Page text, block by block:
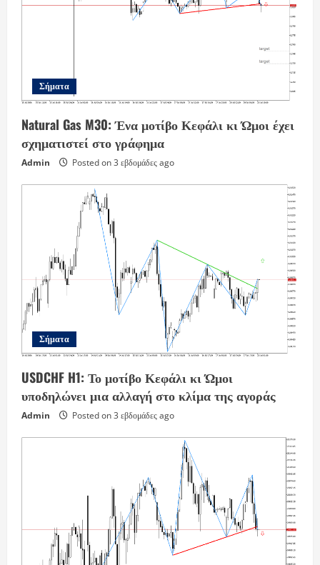
Σήματα
Natural Gas M30: Ένα μοτίβο Κεφάλι κι Ώμοι έχει
σχηματιστεί στο γράφημα
Admin Posted on 3 εβδομάδες ago
Σήματα
USDCHF H1: Το μοτίβο Κεφάλι κι Ώμοι
υποδηλώνει μια αλλαγή στο κλίμα της αγοράς
Admin Posted on 3 εβδομάδες ago